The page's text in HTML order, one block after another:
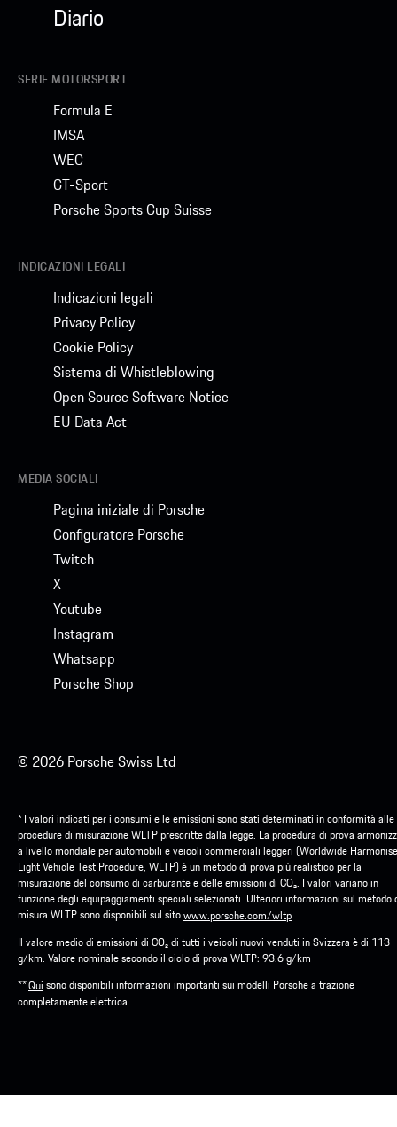
Diario
SERIE MOTORSPORT
Formula E
IMSA
WEC
GT-Sport
Porsche Sports Cup Suisse
INDICAZIONI LEGALI
Indicazioni legali
Privacy Policy
Cookie Policy
Sistema di Whistleblowing
Open Source Software Notice
EU Data Act
MEDIA SOCIALI
Pagina iniziale di Porsche
Configuratore Porsche
Twitch
X
Youtube
Instagram
Whatsapp
Porsche Shop
© 2026 Porsche Swiss Ltd
* I valori indicati per i consumi e le emissioni sono stati determinati in conformità alle
procedure di misurazione WLTP prescritte dalla legge. La procedura di prova
a livello mondiale per automobili e veicoli commerciali leggeri (Worldwide
Light Vehicle Test Procedure, WLTP) è un metodo di prova più realistico per la
misurazione del consumo di carburante e delle emissioni di CO₂. I valori variano in
funzione degli equipaggiamenti speciali selezionati. Ulteriori informazioni sul metodo
misura WLTP sono disponibili sul sitowww.porsche.com/wltp
Il valore medio di emissioni di CO₂ di tutti i veicoli nuovi venduti in Svizzera è di 113
g/km. Valore nominale secondo il ciclo di prova WLTP: 93.6 g/km
**Qui sono disponibili informazioni importanti sui modelli Porsche a trazione
completamente elettrica.